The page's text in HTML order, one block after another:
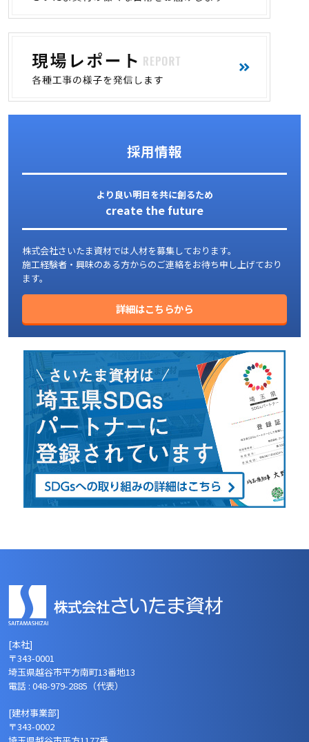
採用情報
より良い明日を共に創るため
create the future
株式会社さいたま資材では人材を募集しております。
施工経験者・興味のある方からのご連絡をお待ち申し上げており
ます。
詳細はこちらから
[本社]
〒343-0001
埼玉県越谷市平方南町13番地13
電話 : 048-979-2885（代表）
[建材事業部]
〒343-0002